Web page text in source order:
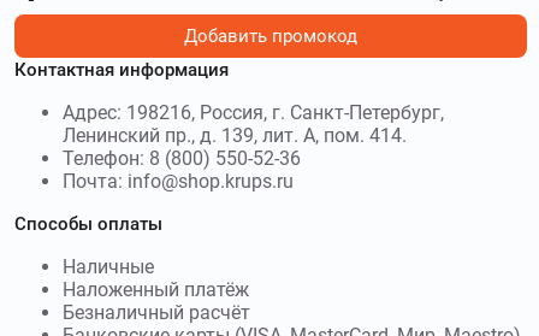
устройства умного дома и гаджеты для здоровья и
фитнеса. Используйтепромокоды Сбердевайсы
скидку до 500₽
audiomania.ru–Интернет-магазин
Аудиомания предлагает все для хорошего звука.
Используйтепромокоды Аудиомания
80 %
компания по производству электроники в сфере систем
безопасности автомобиля и видеонаблюдения.
Используйтепромокоды iBOX
Добавить промокод
Контактная информация
Адрес: 198216, Россия, г. Санкт-Петербург,
Ленинский пр., д. 139, лит. А, пом. 414.
Телефон: 8 (800) 550-52-36
Почта: info@shop.krups.ru
Способы оплаты
Наличные
Наложенный платёж
Безналичный расчёт